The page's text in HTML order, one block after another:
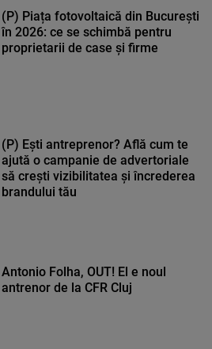
(P) Piața fotovoltaică din București
în 2026: ce se schimbă pentru
proprietarii de case și firme
(P) Ești antreprenor? Află cum te
ajută o campanie de advertoriale
să crești vizibilitatea și încrederea
brandului tău
Antonio Folha, OUT! El e noul
antrenor de la CFR Cluj